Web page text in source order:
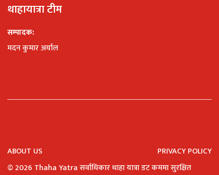
थाहायात्रा टीम
सम्पादक:
मदन कुमार अर्याल
ABOUT US
PRIVACY POLICY
©2026 Thaha Yatra सर्वाधिकार थाहा यात्रा डट कममा सुरक्षित